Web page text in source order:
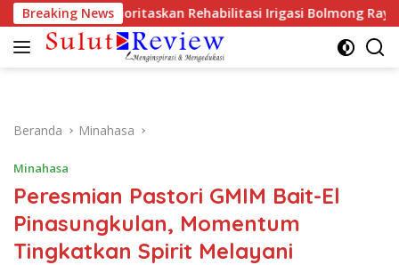
Langsung
ke
konten
Breaking News
Dinas PUPR Prioritaskan Rehabilitasi Irigasi Bolmong Raya
Beranda Minahasa
Minahasa
Peresmian Pastori GMIM Bait-El
Pinasungkulan, Momentum
Tingkatkan Spirit Melayani